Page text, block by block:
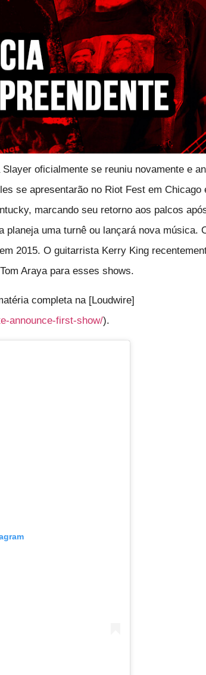
oficialmente se reuniu novamente e
se apresentarão no Riot Fest em Chicago
marcando seu retorno aos palcos
planeja uma turnê ou lançará nova música.
2015. O guitarrista Kerry King
Araya para esses shows.
completa na [Loudwire]
announce-first-show/).